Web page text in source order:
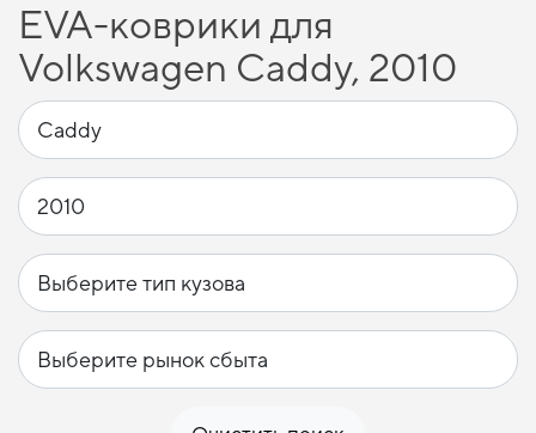
EVA-коврики для
Volkswagen Caddy, 2010